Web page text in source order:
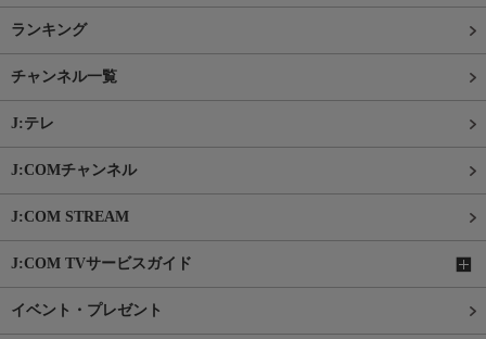
ランキング
チャンネル一覧
J:テレ
J:COMチャンネル
J:COM STREAM
J:COM TVサービスガイド
イベント・プレゼント